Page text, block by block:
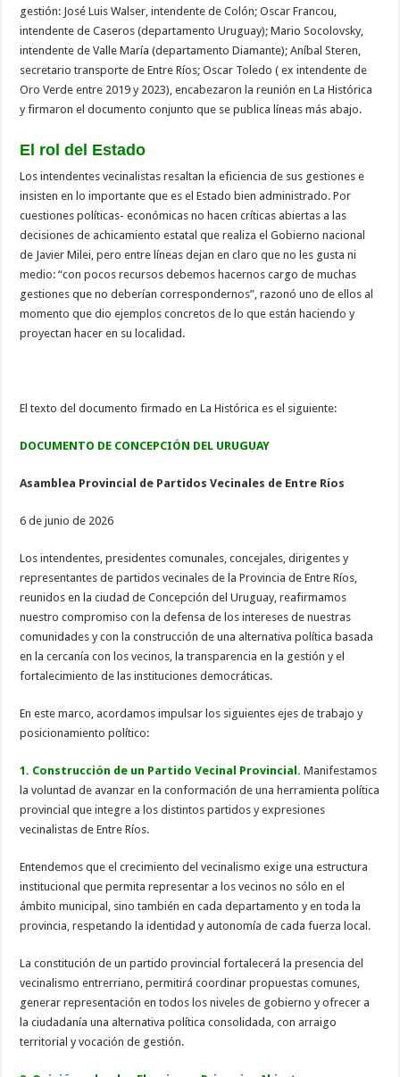
gestión: José Luis Walser, intendente de Colón; Oscar Francou,
intendente de Caseros (departamento Uruguay); Mario Socolovsky,
intendente de Valle María (departamento Diamante); Aníbal Steren,
secretario transporte de Entre Ríos; Oscar Toledo ( ex intendente de
Oro Verde entre 2019 y 2023), encabezaron la reunión en La Histórica
y firmaron el documento conjunto que se publica líneas más abajo.
El rol del Estado
Los intendentes vecinalistas resaltan la eficiencia de sus gestiones e
insisten en lo importante que es el Estado bien administrado. Por
cuestiones políticas- económicas no hacen críticas abiertas a las
decisiones de achicamiento estatal que realiza el Gobierno nacional
de Javier Milei, pero entre líneas dejan en claro que no les gusta ni
medio: “con pocos recursos debemos hacernos cargo de muchas
gestiones que no deberían correspondernos”, razonó uno de ellos al
momento que dio ejemplos concretos de lo que están haciendo y
proyectan hacer en su localidad.
El texto del documento firmado en La Histórica es el siguiente:
DOCUMENTO DE CONCEPCIÓN DEL URUGUAY
Asamblea Provincial de Partidos Vecinales de Entre Ríos
6 de junio de 2026
Los intendentes, presidentes comunales, concejales, dirigentes y
representantes de partidos vecinales de la Provincia de Entre Ríos,
reunidos en la ciudad de Concepción del Uruguay, reafirmamos
nuestro compromiso con la defensa de los intereses de nuestras
comunidades y con la construcción de una alternativa política basada
en la cercanía con los vecinos, la transparencia en la gestión y el
fortalecimiento de las instituciones democráticas.
En este marco, acordamos impulsar los siguientes ejes de trabajo y
posicionamiento político:
1. Construcción de un Partido Vecinal Provincial. Manifestamos
la voluntad de avanzar en la conformación de una herramienta política
provincial que integre a los distintos partidos y expresiones
vecinalistas de Entre Ríos.
Entendemos que el crecimiento del vecinalismo exige una estructura
institucional que permita representar a los vecinos no sólo en el
ámbito municipal, sino también en cada departamento y en toda la
provincia, respetando la identidad y autonomía de cada fuerza local.
La constitución de un partido provincial fortalecerá la presencia del
vecinalismo entrerriano, permitirá coordinar propuestas comunes,
generar representación en todos los niveles de gobierno y ofrecer a
la ciudadanía una alternativa política consolidada, con arraigo
territorial y vocación de gestión.